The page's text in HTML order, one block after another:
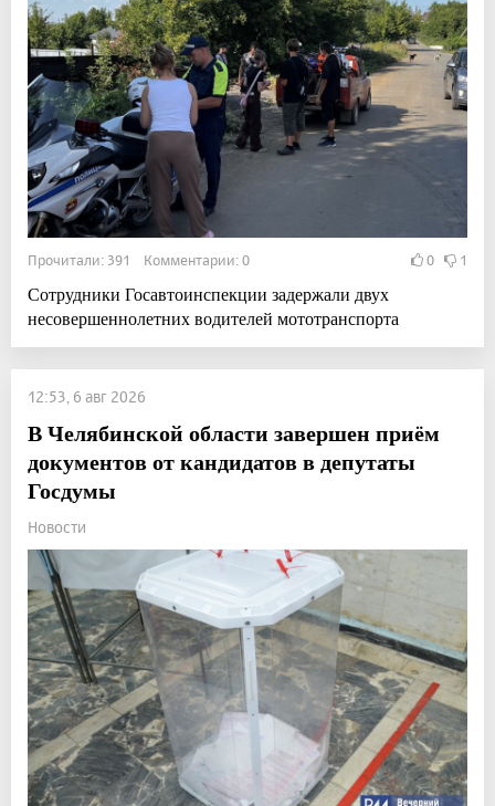
Прочитали: 391 Комментарии: 0 0 1
Сотрудники Госавтоинспекции задержали двух
несовершеннолетних водителей мототранспорта
12:53, 6 авг 2026
В Челябинской области завершен приём
документов от кандидатов в депутаты
Госдумы
Новости